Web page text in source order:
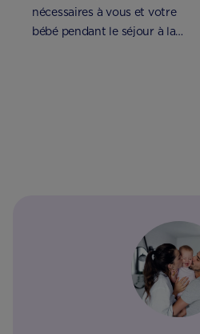
nécessaires à vous et votre
bébé pendant le séjour à la